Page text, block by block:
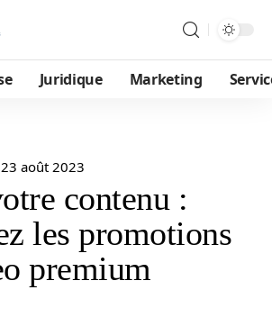
Juridique Marketing
23 août 2023
contenu :
les promotions
premium